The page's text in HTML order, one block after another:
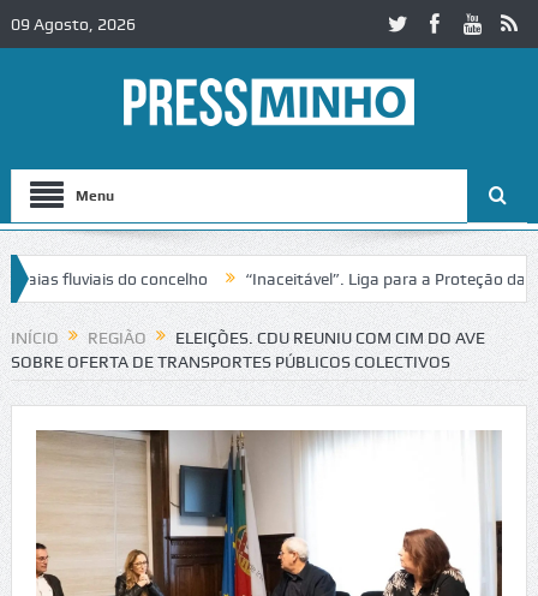
09 Agosto, 2026
Menu
fluviais do concelho “Inaceitável”. Liga para a Proteção da
INÍCIO REGIÃO
ELEIÇÕES. CDU REUNIU COM CIM DO AVE
SOBRE OFERTA DE TRANSPORTES PÚBLICOS COLECTIVOS